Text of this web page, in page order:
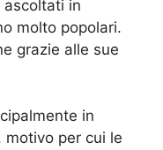
in
molto popolari.
grazie alle sue
in
per cui le